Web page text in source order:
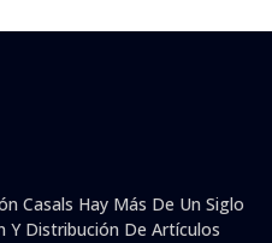
Casals Hay Más De Un Siglo
Y Distribución De Artículos